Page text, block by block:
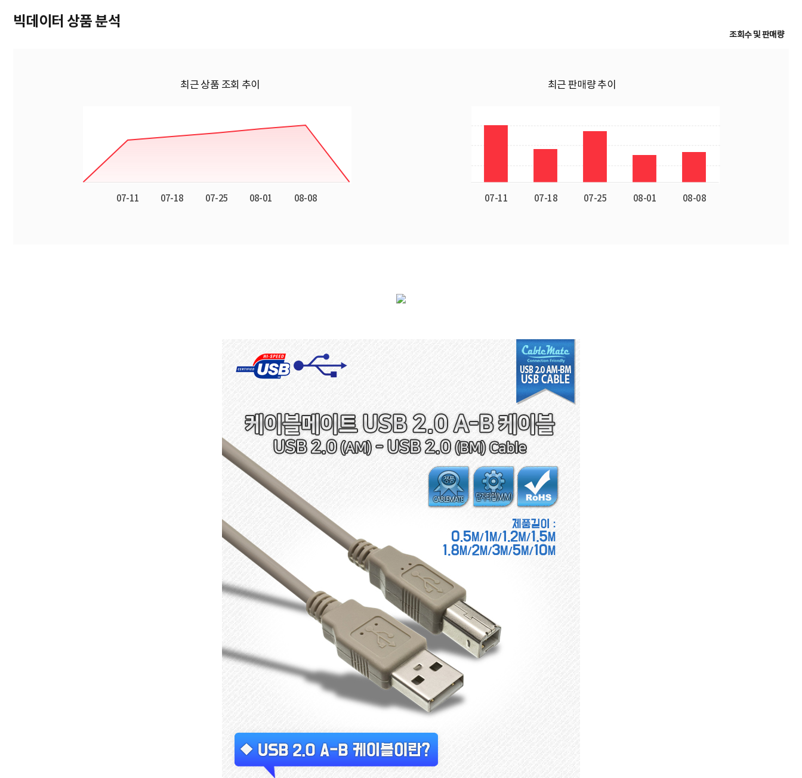
빅데이터 상품 분석
조회수 및 판매량
최근 상품 조회 추이 최근 판매량 추이